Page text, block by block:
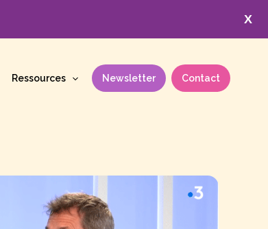
X
Ressources Newsletter Contact